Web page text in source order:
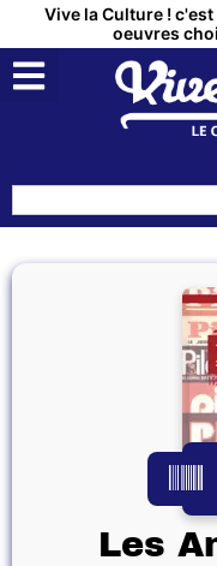
Vive la Culture !
oeuvres
Les